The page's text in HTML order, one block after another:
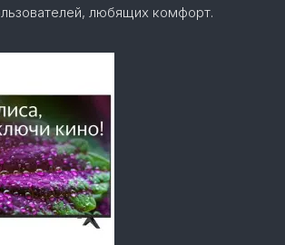
любящих комфорт.